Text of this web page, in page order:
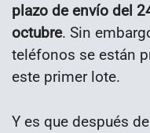
plazo de envío del
octubre. Sin
teléfonos se están
este primer lote.
Y es que después